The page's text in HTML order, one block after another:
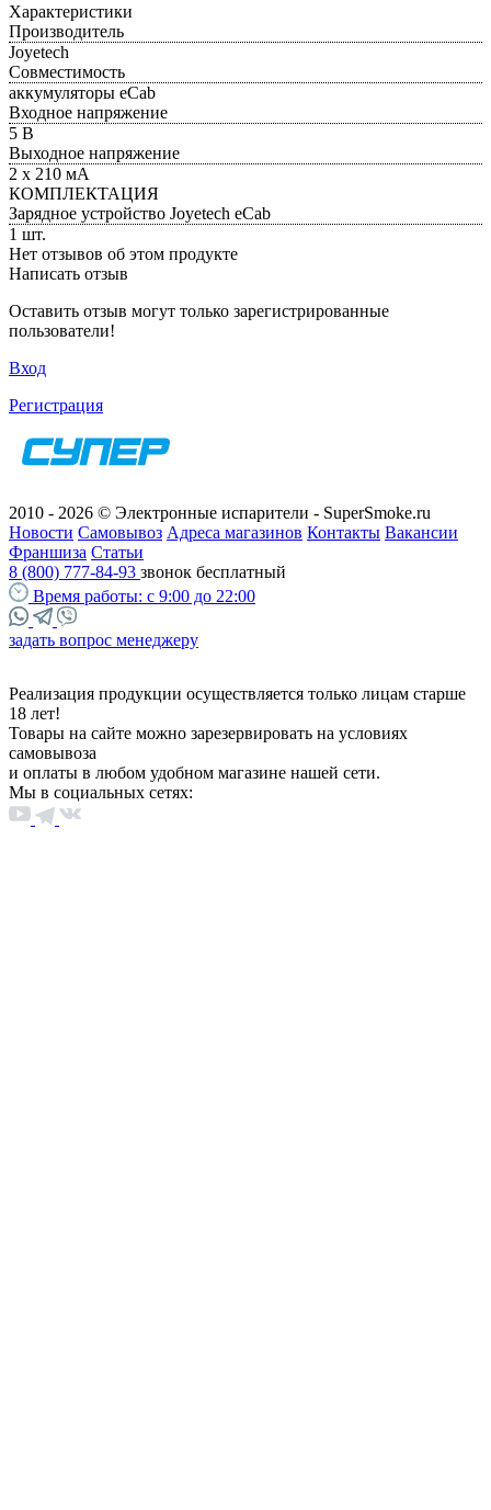
Характеристики
Производитель
Joyetech
Совместимость
аккумуляторы eCab
Входное напряжение
5 В
Выходное напряжение
2 x 210 мА
КОМПЛЕКТАЦИЯ
Зарядное устройство Joyetech eCab
1 шт.
Нет отзывов об этом продукте
Написать отзыв
Оставить отзыв могут только зарегистрированные
пользователи!
Вход
Регистрация
2010 - 2026 © Электронные испарители - SuperSmoke.ru
Новости Самовывоз Адреса магазинов Контакты Вакансии
Франшиза Статьи
8 (800) 777-84-93 звонок бесплатный
Время работы: с 9:00 до 22:00
задать вопрос менеджеру
Реализация продукции осуществляется только лицам старше
18 лет!
Товары на сайте можно зарезервировать на условиях
самовывоза
и оплаты в любом удобном магазине нашей сети.
Мы в социальных сетях: